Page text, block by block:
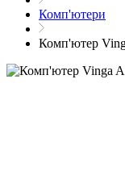
Комп'ютери
Комп'ютер